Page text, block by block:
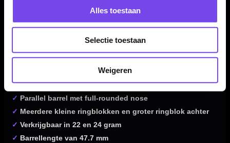
Alles toestaan
Selectie toestaan
Weigeren
Dartpijlen
Steeltip dartpijlen van Legend Darts
✓ Pro Series V26 Fine Micro Ring
Gemaakt van 90% tungsten
✓ Fine micro ring grip
✓ Parallel barrel met full-rounded nose
✓ Meerdere kleine ringblokken en groter ringblok achter
✓ Verkrijgbaar in 22 en 24 gram
✓ Barrellengte van 47.7 mm